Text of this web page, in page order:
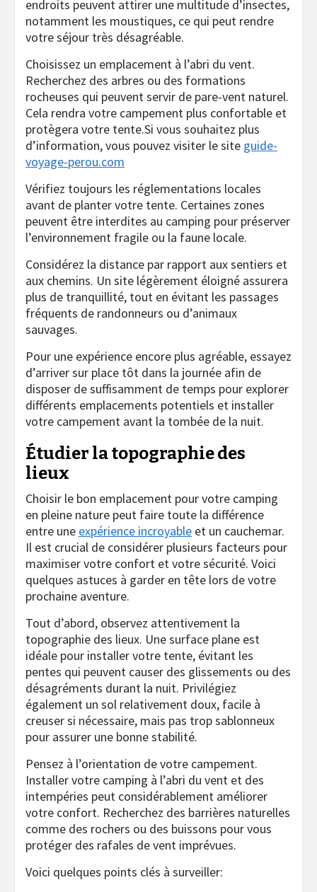
endroits peuvent attirer une multitude d’insectes,
notamment les moustiques, ce qui peut rendre
votre séjour très désagréable.
Choisissez un emplacement à l’abri du vent.
Recherchez des arbres ou des formations
rocheuses qui peuvent servir de pare-vent naturel.
Cela rendra votre campement plus confortable et
protègera votre tente.Si vous souhaitez plus
d’information, vous pouvez visiter le site guide-
voyage-perou.com
Vérifiez toujours les réglementations locales
avant de planter votre tente. Certaines zones
peuvent être interdites au camping pour préserver
l’environnement fragile ou la faune locale.
Considérez la distance par rapport aux sentiers et
aux chemins. Un site légèrement éloigné assurera
plus de tranquillité, tout en évitant les passages
fréquents de randonneurs ou d’animaux
sauvages.
Pour une expérience encore plus agréable, essayez
d’arriver sur place tôt dans la journée afin de
disposer de suffisamment de temps pour explorer
différents emplacements potentiels et installer
votre campement avant la tombée de la nuit.
Étudier la topographie des
lieux
Choisir le bon emplacement pour votre camping
en pleine nature peut faire toute la différence
entre une expérience incroyable et un cauchemar.
Il est crucial de considérer plusieurs facteurs pour
maximiser votre confort et votre sécurité. Voici
quelques astuces à garder en tête lors de votre
prochaine aventure.
Tout d’abord, observez attentivement la
topographie des lieux. Une surface plane est
idéale pour installer votre tente, évitant les
pentes qui peuvent causer des glissements ou des
désagréments durant la nuit. Privilégiez
également un sol relativement doux, facile à
creuser si nécessaire, mais pas trop sablonneux
pour assurer une bonne stabilité.
Pensez à l’orientation de votre campement.
Installer votre camping à l’abri du vent et des
intempéries peut considérablement améliorer
votre confort. Recherchez des barrières naturelles
comme des rochers ou des buissons pour vous
protéger des rafales de vent imprévues.
Voici quelques points clés à surveiller: